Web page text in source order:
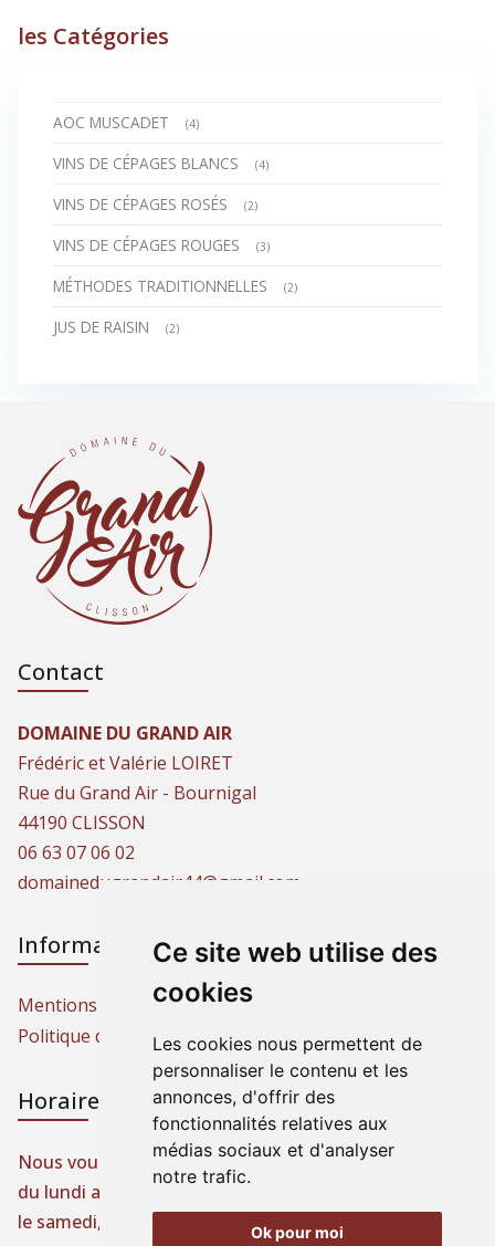
Ce site web utilise des
cookies
Les cookies nous permettent de
personnaliser le contenu et les
annonces, d'offrir des
fonctionnalités relatives aux
médias sociaux et d'analyser
notre trafic.
Ok pour moi
les Catégories
AOC MUSCADET (4)
VINS DE CÉPAGES BLANCS (4)
VINS DE CÉPAGES ROSÉS (2)
VINS DE CÉPAGES ROUGES (3)
MÉTHODES TRADITIONNELLES (2)
JUS DE RAISIN (2)
Contact
DOMAINE DU GRAND AIR
Frédéric et Valérie LOIRET
Rue du Grand Air - Bournigal
44190 CLISSON
06 63 07 06 02
domainedugrandair44@gmail.com
Informations
Mentions légales
Politique de protection des données
Horaires d'ouverture
Nous vous accueillons toute l’année,
du lundi au vendredi, de 9 h à 19 h,
le samedi, de 9 h à 13 h et sur rendez-vous.